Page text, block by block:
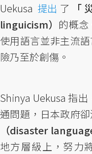
Uekusa 提出 了
linguicism） 的概
使用語言並非主流
險乃至於創傷。
Shinya Uekusa 指
通問題，日本政府
（disaster
地方層級上，努力